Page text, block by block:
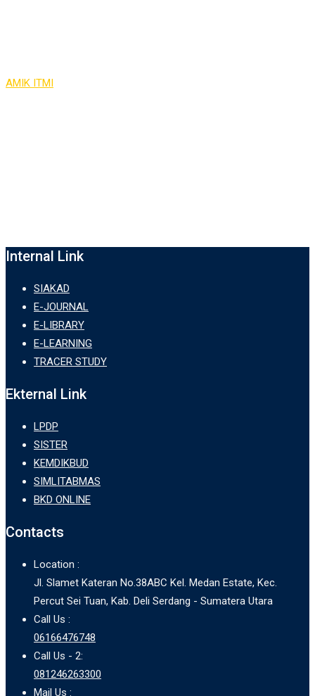
AMIK ITMI
Internal Link
SIAKAD
E-JOURNAL
E-LIBRARY
E-LEARNING
TRACER STUDY
Ekternal Link
LPDP
SISTER
KEMDIKBUD
SIMLITABMAS
BKD ONLINE
Contacts
Location :
Jl. Slamet Kateran No.38ABC Kel. Medan Estate, Kec.
Percut Sei Tuan, Kab. Deli Serdang - Sumatera Utara
Call Us :
06166476748
Call Us - 2:
081246263300
Mail Us :